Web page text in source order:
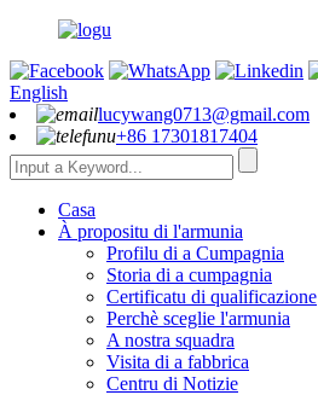
English
lucywang0713@gmail.com
+86 17301817404
Casa
À propositu di l'armunia
Profilu di a Cumpagnia
Storia di a cumpagnia
Certificatu di qualificazione
Perchè sceglie l'armunia
A nostra squadra
Visita di a fabbrica
Centru di Notizie